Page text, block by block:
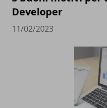
Developer
11/02/2023